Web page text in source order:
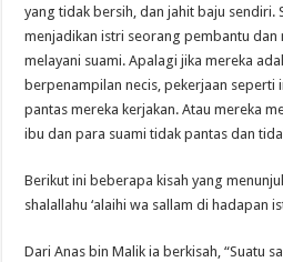
yang tidak bersih, dan jahit baju sendiri.
menjadikan istri seorang pembantu dan
melayani suami. Apalagi jika mereka
berpenampilan necis, pekerjaan seperti
pantas mereka kerjakan. Atau mereka
ibu dan para suami tidak pantas dan
Berikut ini beberapa kisah yang
shalallahu ‘alaihi wa sallam di hadapan
Dari Anas bin Malik ia berkisah, “Suatu